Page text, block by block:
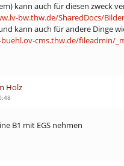
kann auch für diesen zweck
bw.thw.de/SharedDocs/
kann auch für andere
cms.thw.de/fileadmin/
Holz
B1 mit EGS nehmen